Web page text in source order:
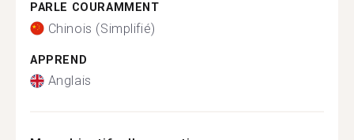
PARLE COURAMMENT
Chinois (Simplifié)
APPREND
Anglais